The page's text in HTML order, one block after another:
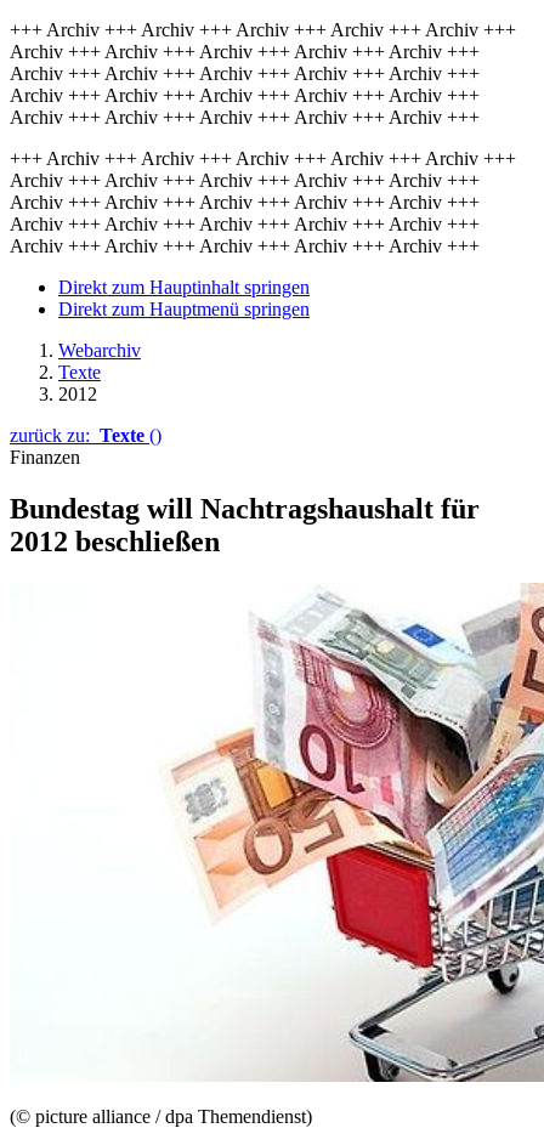
+++ Archiv +++ Archiv +++ Archiv +++ Archiv +++ Archiv +++
Archiv +++ Archiv +++ Archiv +++ Archiv +++ Archiv +++
Archiv +++ Archiv +++ Archiv +++ Archiv +++ Archiv +++
Archiv +++ Archiv +++ Archiv +++ Archiv +++ Archiv +++
Archiv +++ Archiv +++ Archiv +++ Archiv +++ Archiv +++
+++ Archiv +++ Archiv +++ Archiv +++ Archiv +++ Archiv +++
Archiv +++ Archiv +++ Archiv +++ Archiv +++ Archiv +++
Archiv +++ Archiv +++ Archiv +++ Archiv +++ Archiv +++
Archiv +++ Archiv +++ Archiv +++ Archiv +++ Archiv +++
Archiv +++ Archiv +++ Archiv +++ Archiv +++ Archiv +++
Direkt zum Hauptinhalt springen
Direkt zum Hauptmenü springen
Webarchiv
Texte
2012
zurück zu: Texte ()
Finanzen
Bundestag will Nachtragshaushalt für
2012 beschließen
(© picture alliance / dpa Themendienst)